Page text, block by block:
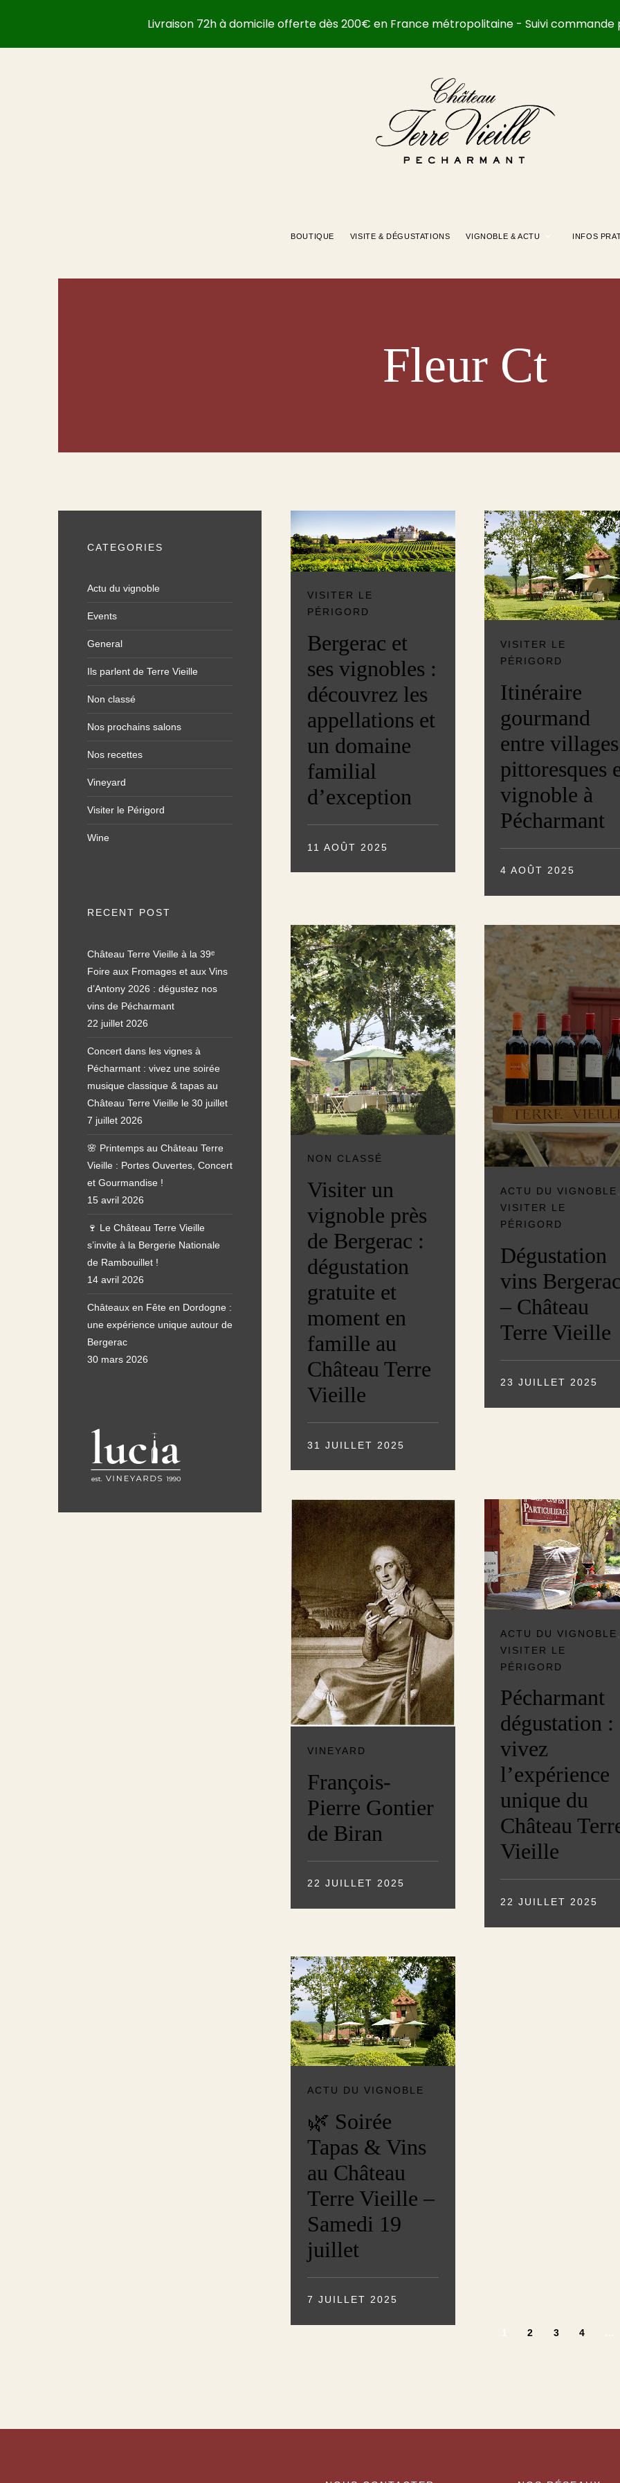
BOUTIQUE VISITE & DÉGUSTATIONS VIGNOBLE & ACTU INFOS
Fleur Ct
VISITER LE
PÉRIGORD
Bergerac et
ses vignobles :
découvrez les
appellations et
un domaine
familial
d’exception
11 AOÛT 2025
VISITER LE
PÉRIGORD
Itinéraire
gourmand
entre villages
pittoresques
vignoble à
Pécharmant
4 AOÛT 2025
NON CLASSÉ
Visiter un
vignoble près
de Bergerac :
dégustation
gratuite et
moment en
famille au
Château Terre
Vieille
31 JUILLET 2025
ACTU DU VIGNOBLE
VISITER LE
PÉRIGORD
Dégustation
vins
– Château
Terre Vieille
23 JUILLET 2025
VINEYARD
François-
Pierre Gontier
de Biran
22 JUILLET 2025
ACTU DU VIGNOBLE
VISITER LE
PÉRIGORD
Pécharmant
dégustation :
vivez
l’expérience
unique du
Château
Vieille
22 JUILLET 2025
ACTU DU VIGNOBLE
🌿 Soirée
Tapas & Vins
au Château
Terre Vieille –
Samedi 19
juillet
7 JUILLET 2025
1 2 3 4 …
CATEGORIES
Actu du vignoble
Events
General
Ils parlent de Terre Vieille
Non classé
Nos prochains salons
Nos recettes
Vineyard
Visiter le Périgord
Wine
RECENT POST
Château Terre Vieille à la 39ᵉ
Foire aux Fromages et aux Vins
d’Antony 2026 : dégustez nos
vins de Pécharmant
22 juillet 2026
Concert dans les vignes à
Pécharmant : vivez une soirée
musique classique & tapas au
Château Terre Vieille le 30 juillet
7 juillet 2026
🌸 Printemps au Château Terre
Vieille : Portes Ouvertes, Concert
et Gourmandise !
15 avril 2026
🍷 Le Château Terre Vieille
s’invite à la Bergerie Nationale
de Rambouillet !
14 avril 2026
Châteaux en Fête en Dordogne :
une expérience unique autour de
Bergerac
30 mars 2026
Livraison 72h à domicile offerte dès 200€ en France métropolitaine - Suivi commande